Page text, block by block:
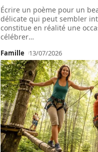
Écrire un poème pour un
délicate qui peut sembler
constitue en réalité une
célébrer…
Famille 13/07/2026